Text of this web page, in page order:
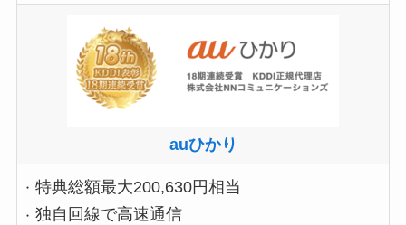
auひかり
特典総額最大200,630円相当
独自回線で高速通信